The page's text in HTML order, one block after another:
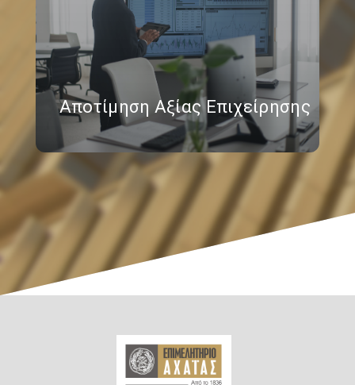
Αποτίμηση Αξίας Επιχείρησης